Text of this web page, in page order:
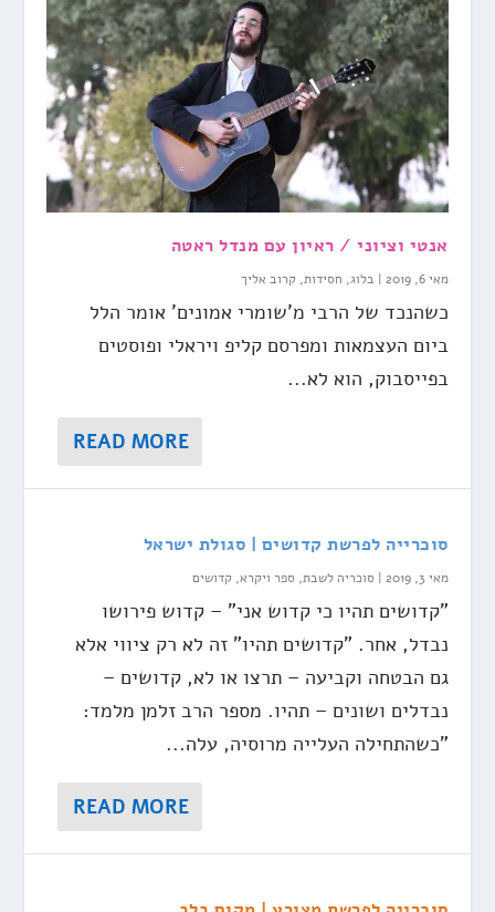
אנטי וציוני / ראיון עם מנדל ראטה
מאי 6, 2019 | בלוג, חסידות, קרוב אליך
כשהנכד של הרבי מ'שומרי אמונים' אומר הלל
ביום העצמאות ומפרסם קליפ ויראלי ופוסטים
בפייסבוק, הוא לא...
READ MORE
סוכרייה לפרשת קדושים | סגולת ישראל
מאי 3, 2019 | סוכריה לשבת, ספר ויקרא, קדושים
"קדושים תהיו כי קדוש אני" – קדוש פירושו
נבדל, אחר. "קדושים תהיו" זה לא רק ציווי אלא
גם הבטחה וקביעה – תרצו או לא, קדושים –
נבדלים ושונים – תהיו. מספר הרב זלמן מלמד:
"כשהתחילה העלייה מרוסיה, עלה...
READ MORE